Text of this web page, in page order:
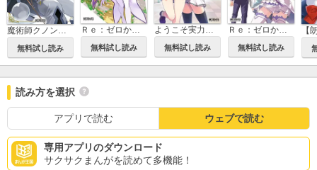
無料試し読み
Ｒｅ：ゼロから始める異世界生活 第四章 聖域と強欲の魔女
無料試し読み
ようこそ実力至上主義の教室へ
無料試し読み
Ｒｅ：ゼロから始める異世界生活 第三章 Truth of Zero
無料試し読み
読み方を選択
アプリで読む ウェブで読む
専用アプリのダウンロード
サクサクまんがを読めて多機能！